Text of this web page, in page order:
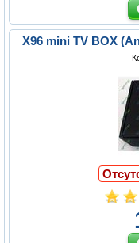
X96 mini TV BOX